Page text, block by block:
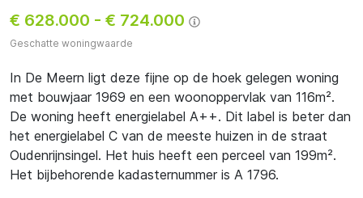
€ 628.000 - € 724.000
Geschatte woningwaarde
In De Meern ligt deze fijne op de hoek gelegen woning
met bouwjaar 1969 en een woonoppervlak van 116m².
De woning heeft energielabel A++. Dit label is beter dan
het energielabel C van de meeste huizen in de straat
Oudenrijnsingel. Het huis heeft een perceel van 199m².
Het bijbehorende kadasternummer is A 1796.